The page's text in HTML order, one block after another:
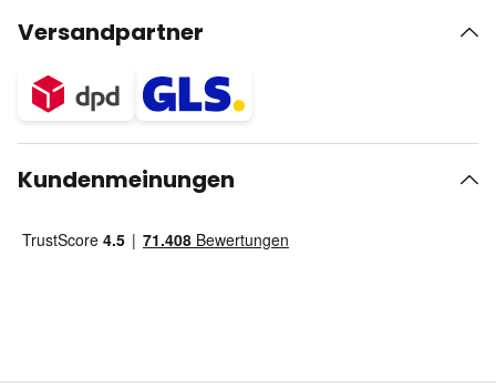
Versandpartner
Kundenmeinungen